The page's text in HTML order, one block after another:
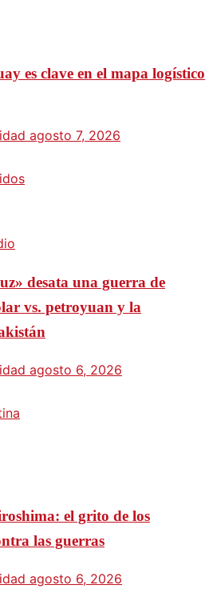
es clave en el mapa logístico
agosto 7, 2026
desata una guerra de
vs. petroyuan y la
agosto 6, 2026
el grito de los
las guerras
agosto 6, 2026